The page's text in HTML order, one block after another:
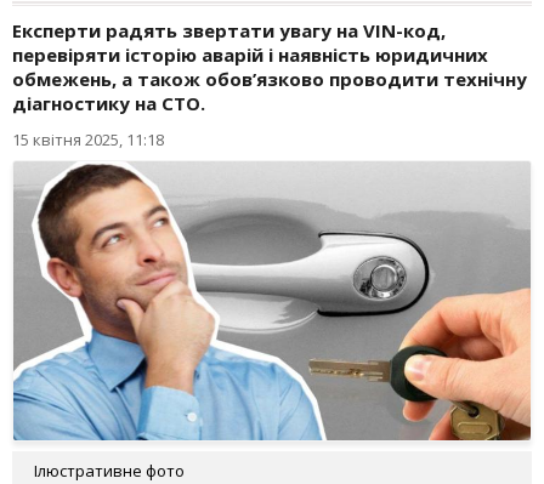
Експерти радять звертати увагу на VIN-код,
перевіряти історію аварій і наявність юридичних
обмежень, а також обов’язково проводити технічну
діагностику на СТО.
15 квітня 2025, 11:18
Ілюстративне фото